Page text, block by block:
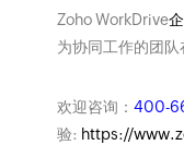
Zoho WorkDrive
为协同工作的团队
欢迎咨询： 400-
验: https://